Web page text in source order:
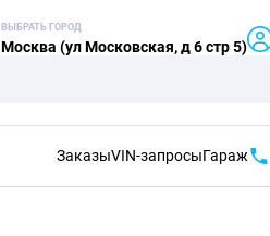
ВЫБРАТЬ ГОРОД
Москва (ул Московская, д 6 стр 5)
ЗаказыVIN-запросыГараж